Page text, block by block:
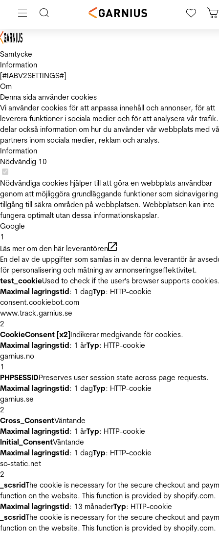
Samtycke
Information
[#IABV2SETTINGS#]
Om
Denna sida använder cookies
Vi använder cookies för att anpassa innehåll och annonser, för att
leverera funktioner i sociala medier och för att analysera vår
delar också information om hur du använder vår webbplats med
partners inom sociala medier, reklam och analys.
Information
Nödvändig 10
Nödvändiga cookies hjälper till att göra en webbplats användbar
genom att möjliggöra grundläggande funktioner som
tillgång till säkra områden på webbplatsen. Webbplatsen kan inte
fungera optimalt utan dessa informationskapslar.
Google
1
Läs mer om den här leverantören
En del av de uppgifter som samlas in av denna leverantör är
för personalisering och mätning av annonseringseffektivitet.
test_cookieUsed to check if the user's browser supports
Maximal lagringstid: 1 dagTyp: HTTP-cookie
consent.cookiebot.com
www.track.garnius.se
2
CookieConsent [x2]Indikerar medgivande för cookies.
Maximal lagringstid: 1 årTyp: HTTP-cookie
garnius.no
1
PHPSESSIDPreserves user session state across page requests.
Maximal lagringstid: 1 dagTyp: HTTP-cookie
garnius.se
2
Cross_ConsentVäntande
Maximal lagringstid: 1 årTyp: HTTP-cookie
Initial_ConsentVäntande
Maximal lagringstid: 1 dagTyp: HTTP-cookie
sc-static.net
2
_scsridThe cookie is necessary for the secure checkout and
function on the website. This function is provided by shopify.com.
Maximal lagringstid: 13 månaderTyp: HTTP-cookie
_scsridThe cookie is necessary for the secure checkout and
function on the website. This function is provided by shopify.com.